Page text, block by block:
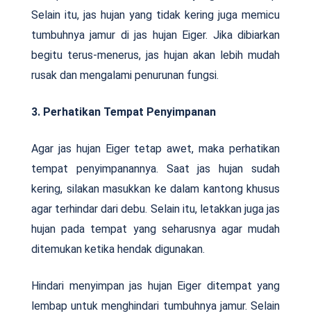
Selain itu, jas hujan yang tidak kering juga memicu
tumbuhnya jamur di jas hujan Eiger. Jika dibiarkan
begitu terus-menerus, jas hujan akan lebih mudah
rusak dan mengalami penurunan fungsi.
3. Perhatikan Tempat Penyimpanan
Agar jas hujan Eiger tetap awet, maka perhatikan
tempat penyimpanannya. Saat jas hujan sudah
kering, silakan masukkan ke dalam kantong khusus
agar terhindar dari debu. Selain itu, letakkan juga jas
hujan pada tempat yang seharusnya agar mudah
ditemukan ketika hendak digunakan.
Hindari menyimpan jas hujan Eiger ditempat yang
lembap untuk menghindari tumbuhnya jamur. Selain